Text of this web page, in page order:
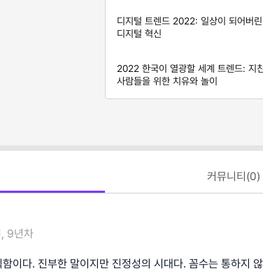
디지털 트렌드 2022: 일상이 되어버린
디지털 혁신
2022 한국이 열광할 세계 트렌드: 지
사람들을 위한 치유와 놀이
커뮤니티(0)
9년차
이다. 진부한 말이지만 진정성의 시대다. 꼼수는 통하지